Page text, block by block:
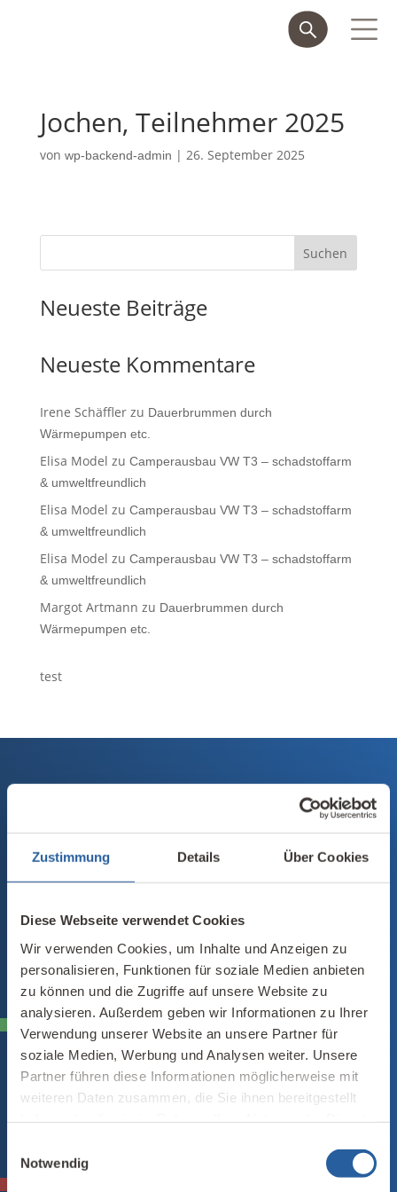
Zustimmung Details Über Cookies
Diese Webseite verwendet Cookies
Wir verwenden Cookies, um Inhalte und Anzeigen zu
personalisieren, Funktionen für soziale Medien anbieten
zu können und die Zugriffe auf unsere Website zu
analysieren. Außerdem geben wir Informationen zu Ihrer
Verwendung unserer Website an unsere Partner für
soziale Medien, Werbung und Analysen weiter. Unsere
Partner führen diese Informationen möglicherweise mit
weiteren Daten zusammen, die Sie ihnen bereitgestellt
Notwendig
Jochen, Teilnehmer 2025
von wp-backend-admin | 26. September 2025
Suchen
Neueste Beiträge
Neueste Kommentare
Irene Schäfflerzu Dauerbrummen durch
Wärmepumpen etc.
Elisa Model zu Camperausbau VW T3 – schadstoffarm
& umweltfreundlich
Elisa Model zu Camperausbau VW T3 – schadstoffarm
& umweltfreundlich
Elisa Model zu Camperausbau VW T3 – schadstoffarm
& umweltfreundlich
Margot Artmann zu Dauerbrummen durch
Wärmepumpen etc.
test
WEITERBILDUNG
Fernlehrgang Baubiologie
Baubiologische Seminare:
Messtechnik
Raumgestaltung